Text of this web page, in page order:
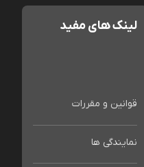
لینک های مفید
قوانین و مقررات
نمایندگی ها